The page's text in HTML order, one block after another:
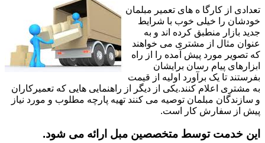
تعدادی از کارگا ه های تعمیر مبلمان
خودشان را خیلی خوب با شرایط
جدید بازار منطبق کرده اند و به
عنوان مثال از مشتری می خواهند
که تصویر مورد پیش آمده را از راه
ابزارهای پیام رسان برایشان
بفرستند تا یک برآورد اولیه از قیمت
به مشتری اعلام کنند.یکی از دیگر از راهنمایی هایی که تعمیرکاران
و سازندگان مبلمان توصیه می کنند تهیه پارچه مطلوب و مورد نیاز
پیش از سفارش کار است.
این خدمت توسط متخصصین مبل ارائه می شود.